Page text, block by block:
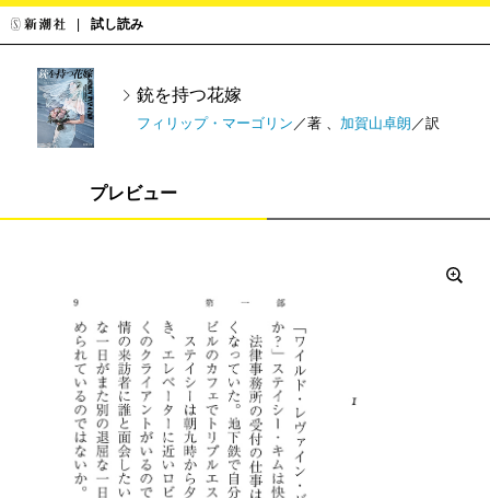
試し読み
銃を持つ花嫁
フィリップ・マーゴリン ／著 、 加賀山卓朗 ／訳
プレビュー